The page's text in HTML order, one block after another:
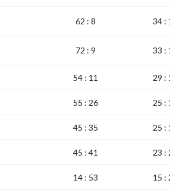
62 : 8 34 :
72 : 9 33 :
54 : 11 29 :
55 : 26 25 :
45 : 35 25 :
45 : 41 23 :
14 : 53 15 :